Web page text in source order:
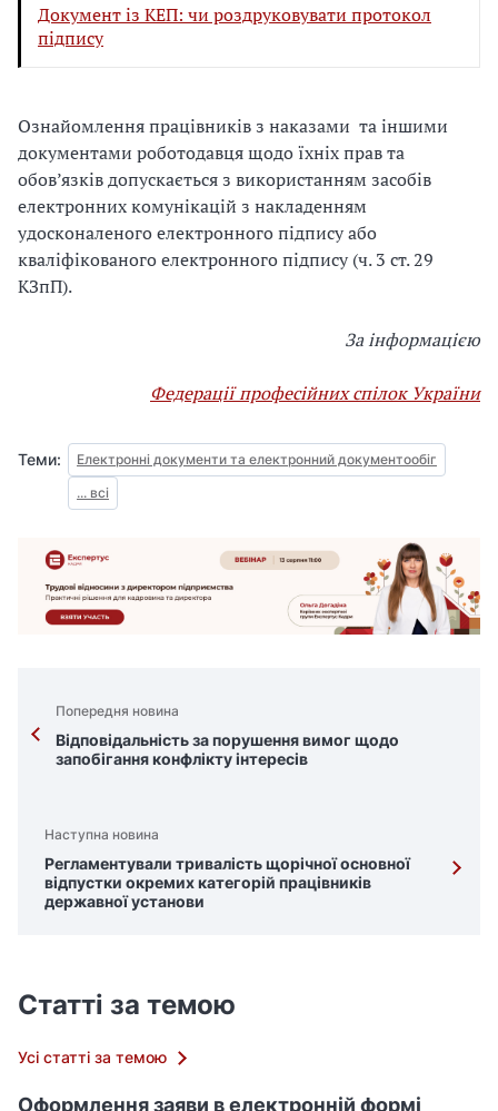
Документ із КЕП: чи роздруковувати протокол
підпису
Ознайомлення працівників з наказами та іншими
документами роботодавця щодо їхніх прав та
обов’язків допускається з використанням засобів
електронних комунікацій з накладенням
удосконаленого електронного підпису або
кваліфікованого електронного підпису (ч. 3 ст. 29
КЗпП).
За інформацією
Федерації професійних спілок України
Теми:
Електронні документи та електронний документообіг
... всі
Попередня новина
Відповідальність за порушення вимог щодо
запобігання конфлікту інтересів
Наступна новина
Регламентували тривалість щорічної основної
відпустки окремих категорій працівників
державної установи
Статті за темою
Усі статті за темою
Оформлення заяви в електронній формі